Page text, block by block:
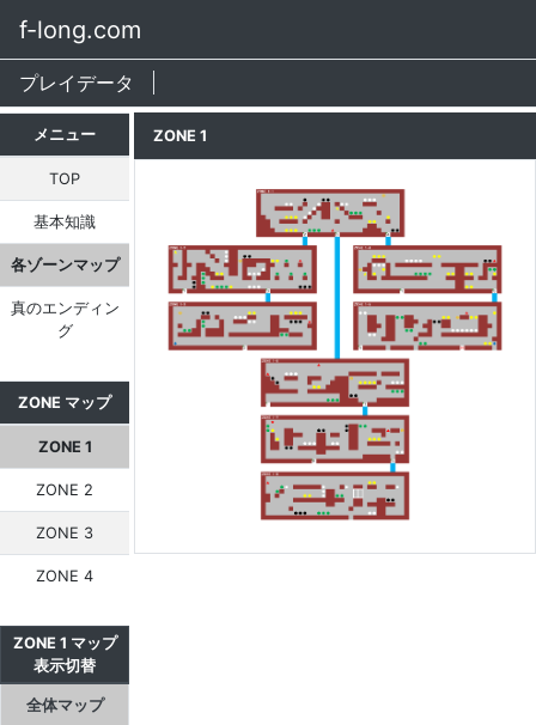
f-long.com
プレイデータ
メニュー
TOP
基本知識
各ゾーンマップ
真のエンディン
グ
ZONE マップ
ZONE 1
ZONE 2
ZONE 3
ZONE 4
ZONE 1 マップ
表示切替
全体マップ
ZONE 1